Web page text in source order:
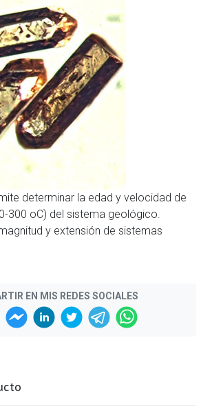
determinar la edad y velocidad de
300 oC) del sistema geológico.
y extensión de sistemas
EN MIS REDES SOCIALES